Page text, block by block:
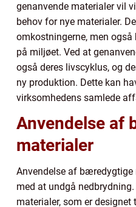
genanvende materialer vil
behov for nye materialer.
omkostningerne, men
på miljøet. Ved at
også deres livscyklus, og
ny produktion. Dette kan
virksomhedens samlede
Anvendelse af
materialer
Anvendelse af
med at undgå
materialer, som er